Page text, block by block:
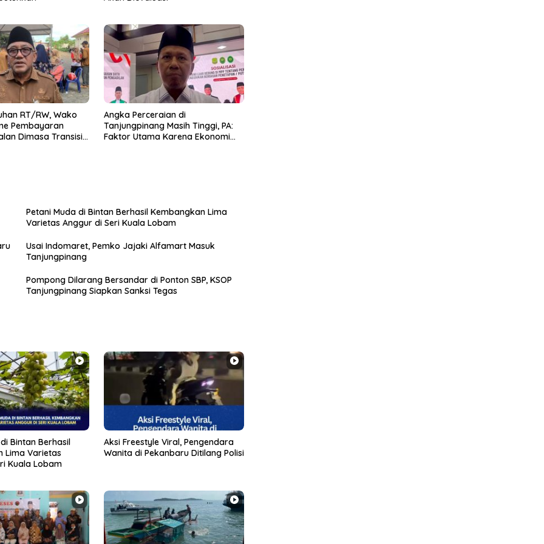
RT/RW, Wako
Pembayaran
Dimasa Transisi
Angka Perceraian di
Tanjungpinang Masih Tinggi, PA:
Faktor Utama Karena Ekonomi
Petani Muda di Bintan Berhasil Kembangkan Lima
Varietas Anggur di Seri Kuala Lobam
Usai Indomaret, Pemko Jajaki Alfamart Masuk
Tanjungpinang
Pompong Dilarang Bersandar di Ponton SBP, KSOP
Tanjungpinang Siapkan Sanksi Tegas
Bintan Berhasil
Lima Varietas
Kuala Lobam
Aksi Freestyle Viral, Pengendara
Wanita di Pekanbaru Ditilang Polisi